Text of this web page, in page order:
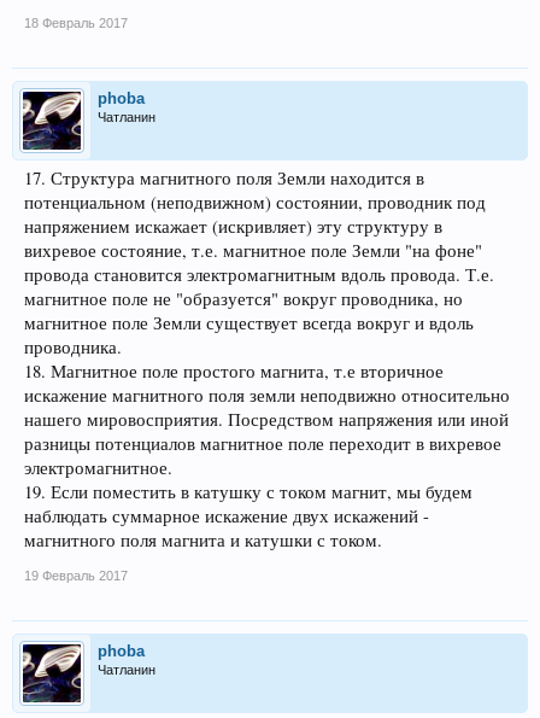
18 Февраль 2017
phoba
Чатланин
17. Структура магнитного поля Земли находится в
потенциальном (неподвижном) состоянии, проводник под
напряжением искажает (искривляет) эту структуру в
вихревое состояние, т.е. магнитное поле Земли "на фоне"
провода становится электромагнитным вдоль провода. Т.е.
магнитное поле не "образуется" вокруг проводника, но
магнитное поле Земли существует всегда вокруг и вдоль
проводника.
18. Магнитное поле простого магнита, т.е вторичное
искажение магнитного поля земли неподвижно относительно
нашего мировосприятия. Посредством напряжения или иной
разницы потенциалов магнитное поле переходит в вихревое
электромагнитное.
19. Если поместить в катушку с током магнит, мы будем
наблюдать суммарное искажение двух искажений -
магнитного поля магнита и катушки с током.
19 Февраль 2017
phoba
Чатланин